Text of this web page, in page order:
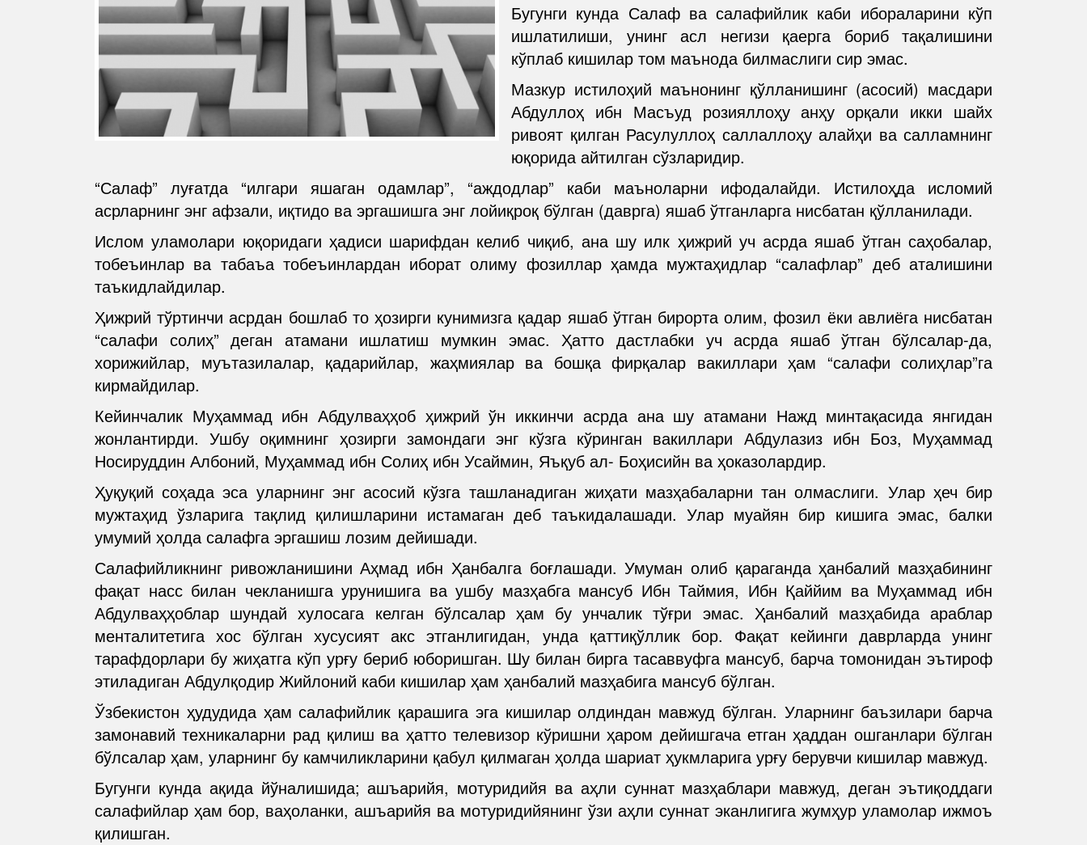
Бугунги кунда Салаф ва салафийлик каби ибораларини кўп
ишлатилиши, унинг асл негизи қаерга бориб тақалишини
кўплаб кишилар том маънода билмаслиги сир эмас.
Мазкур истилоҳий маънонинг қўлланишинг (асосий) масдари
Абдуллоҳ ибн Масъуд розияллоҳу анҳу орқали икки шайх
ривоят қилган Расулуллоҳ саллаллоҳу алайҳи ва салламнинг
юқорида айтилган сўзларидир.
“Салаф” луғатда “илгари яшаган одамлар”, “аждодлар” каби маъноларни ифодалайди. Истилоҳда исломий
асрларнинг энг афзали, иқтидо ва эргашишга энг лойиқроқ бўлган (даврга) яшаб ўтганларга нисбатан қўлланилади.
Ислом уламолари юқоридаги ҳадиси шарифдан келиб чиқиб, ана шу илк ҳижрий уч асрда яшаб ўтган саҳобалар,
тобеъинлар ва табаъа тобеъинлардан иборат олиму фозиллар ҳамда мужтаҳидлар “салафлар” деб аталишини
таъкидлайдилар.
Ҳижрий тўртинчи асрдан бошлаб то ҳозирги кунимизга қадар яшаб ўтган бирорта олим, фозил ёки авлиёга нисбатан
“салафи солиҳ” деган атамани ишлатиш мумкин эмас. Ҳатто дастлабки уч асрда яшаб ўтган бўлсалар-да,
хорижийлар, муътазилалар, қадарийлар, жаҳмиялар ва бошқа фирқалар вакиллари ҳам “салафи солиҳлар”га
кирмайдилар.
Кейинчалик Муҳаммад ибн Абдулваҳҳоб ҳижрий ўн иккинчи асрда ана шу атамани Нажд минтақасида янгидан
жонлантирди. Ушбу оқимнинг ҳозирги замондаги энг кўзга кўринган вакиллари Абдулазиз ибн Боз, Муҳаммад
Носируддин Албоний, Муҳаммад ибн Солиҳ ибн Усаймин, Яъқуб ал- Боҳисийн ва ҳоказолардир.
Ҳуқуқий соҳада эса уларнинг энг асосий кўзга ташланадиган жиҳати мазҳабаларни тан олмаслиги. Улар ҳеч бир
мужтаҳид ўзларига тақлид қилишларини истамаган деб таъкидалашади. Улар муайян бир кишига эмас, балки
умумий ҳолда салафга эргашиш лозим дейишади.
Салафийликнинг ривожланишини Аҳмад ибн Ҳанбалга боғлашади. Умуман олиб қараганда ҳанбалий мазҳабининг
фақат насс билан чекланишга урунишига ва ушбу мазҳабга мансуб Ибн Таймия, Ибн Қаййим ва Муҳаммад ибн
Абдулваҳҳоблар шундай хулосага келган бўлсалар ҳам бу унчалик тўғри эмас. Ҳанбалий мазҳабида араблар
менталитетига хос бўлган хусусият акс этганлигидан, унда қаттиқўллик бор. Фақат кейинги даврларда унинг
тарафдорлари бу жиҳатга кўп урғу бериб юборишган. Шу билан бирга тасаввуфга мансуб, барча томонидан эътироф
этиладиган Абдулқодир Жийлоний каби кишилар ҳам ҳанбалий мазҳабига мансуб бўлган.
Ўзбекистон ҳудудида ҳам салафийлик қарашига эга кишилар олдиндан мавжуд бўлган. Уларнинг баъзилари барча
замонавий техникаларни рад қилиш ва ҳатто телевизор кўришни ҳаром дейишгача етган ҳаддан ошганлари бўлган
бўлсалар ҳам, уларнинг бу камчиликларини қабул қилмаган ҳолда шариат ҳукмларига урғу берувчи кишилар мавжуд.
Бугунги кунда ақида йўналишида; ашъарийя, мотуридийя ва аҳли суннат мазҳаблари мавжуд, деган эътиқоддаги
салафийлар ҳам бор, ваҳоланки, ашъарийя ва мотуридийянинг ўзи аҳли суннат эканлигига жумҳур уламолар ижмоъ
қилишган.